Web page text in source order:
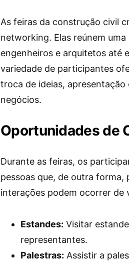
As feiras da construção civil
networking. Elas reúnem
engenheiros e arquitetos até
variedade de participantes
troca de ideias,
negócios.
Oportunidades de
Durante as feiras, os
pessoas que, de outra forma,
interações podem ocorrer de
Estandes: Visitar
representantes.
Palestras: Assistir a